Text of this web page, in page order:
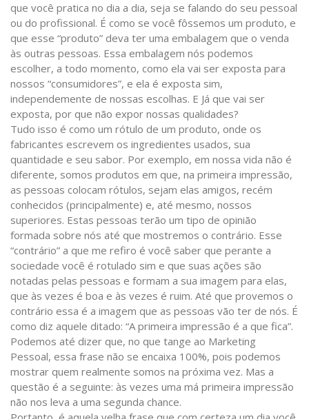
que você pratica no dia a dia, seja se falando do seu pessoal
ou do profissional. É como se você fôssemos um produto, e
que esse “produto” deva ter uma embalagem que o venda
às outras pessoas. Essa embalagem nós podemos
escolher, a todo momento, como ela vai ser exposta para
nossos “consumidores”, e ela é exposta sim,
independemente de nossas escolhas. E Já que vai ser
exposta, por que não expor nossas qualidades?
Tudo isso é como um rótulo de um produto, onde os
fabricantes escrevem os ingredientes usados, sua
quantidade e seu sabor. Por exemplo, em nossa vida não é
diferente, somos produtos em que, na primeira impressão,
as pessoas colocam rótulos, sejam elas amigos, recém
conhecidos (principalmente) e, até mesmo, nossos
superiores. Estas pessoas terão um tipo de opinião
formada sobre nós até que mostremos o contrário. Esse
“contrário” a que me refiro é você saber que perante a
sociedade você é rotulado sim e que suas ações são
notadas pelas pessoas e formam a sua imagem para elas,
que às vezes é boa e às vezes é ruim. Até que provemos o
contrário essa é a imagem que as pessoas vão ter de nós. É
como diz aquele ditado: “A primeira impressão é a que fica”.
Podemos até dizer que, no que tange ao Marketing
Pessoal, essa frase não se encaixa 100%, pois podemos
mostrar quem realmente somos na próxima vez. Mas a
questão é a seguinte: às vezes uma má primeira impressão
não nos leva a uma segunda chance.